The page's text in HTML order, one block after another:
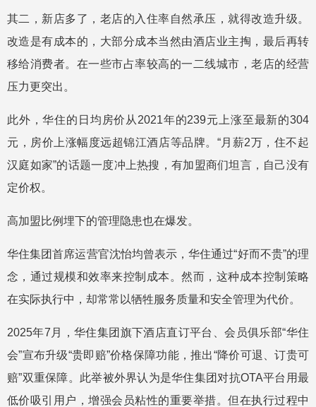
其二，新店多了，老店的入住率自然承压，就得改造升级。
改造是有成本的，大部分成本当然由酒店业主掏，最后再转
移给消费者。在一些市占率较高的一二线城市，老店的经营
压力更突出。
此外，华住的日均房价从2021年的239元上涨至最新的304
元，房价上涨幅度远超锦江酒店等品牌。“月薪2万，住不起
汉庭如家”的话题一度冲上热搜，有加盟商们坦言，自己没有
定价权。
高加盟比例埋下的管理隐患也在爆发。
华住集团首席运营官沈怡均曾表示，华住通过“好而不贵”的理
念，通过规模和效率来控制成本。然而，这种成本控制策略
在实际执行中，却常常以牺牲服务质量和安全管理为代价。
2025年7月，华住集团旗下酒店直订平台、会员俱乐部“华住
会”宣布升级“贵即赔”价格保障功能，推出“降价可退、订贵可
赔”双重保障。此举被外界认为是华住集团对抗OTA平台用最
低价吸引用户，增强会员粘性的重要举措。但在执行过程中